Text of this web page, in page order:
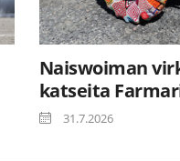
Naiswoiman
katseita
31.7.2026